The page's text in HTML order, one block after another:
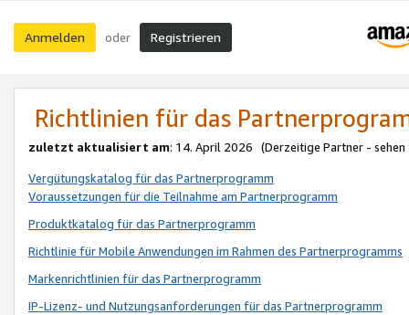
Anmelden oder Registrieren
Richtlinien für das
zuletzt aktualisiert am: 14. April 2026 (Derzeitige Partner - sehen
Vergütungskatalog für das Partnerprogramm
Voraussetzungen für die Teilnahme am Partnerprogramm
Produktkatalog für das Partnerprogramm
Richtlinie für Mobile Anwendungen im Rahmen des Partnerprogramms
Markenrichtlinien für das Partnerprogramm
IP-Lizenz- und Nutzungsanforderungen für das Partnerprogramm